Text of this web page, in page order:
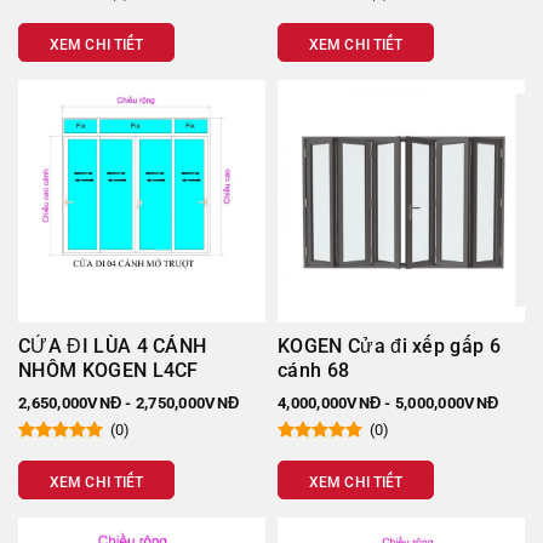
Mẫu cửa cao cấp có tính ứng dụng cao trong mọi công
Báo giá cửa nhôm Kogen chi tiết,
trọn gói tại Minh Gia Door
Cửa đi
Cửa đi 1 cánh hệ 60 dày 2mm (Quy cách 940 x 2415)
XEM CHI TIẾT XEM CHI TIẾT
CỬA ĐI LÙA 4 CÁNH
NHÔM KOGEN L4CF
2,650,000VNĐ - 2,750,000VNĐ
(0)
XEM CHI TIẾT
KOGEN Cửa đi xếp gấp 6
cánh 68
4,000,000VNĐ - 5,000,000VNĐ
(0)
XEM CHI TIẾT